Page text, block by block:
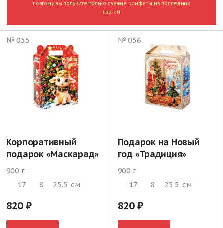
№ 055
Корпоративный
подарок «Маскарад»
900 г
17
8 25.5 см
820
№ 056
Подарок на Новый
год «Традиция»
900 г
17
8 25.5 см
820
поэтому вы получите только свежие конфеты из последних
партий